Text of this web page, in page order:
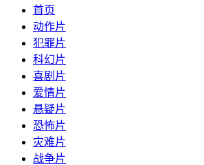
首页
动作片
犯罪片
科幻片
喜剧片
爱情片
悬疑片
恐怖片
灾难片
战争片